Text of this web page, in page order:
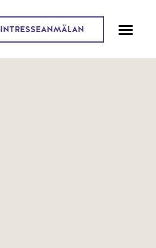
INTRESSEANMÄLAN